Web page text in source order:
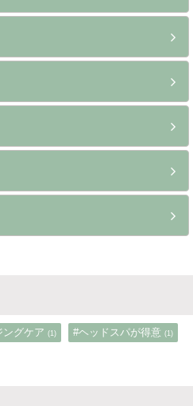
ングケア (1) #ヘッドスパが得意 (1)